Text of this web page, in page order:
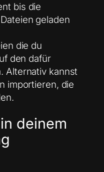
bis die
geladen
die du
den dafür
Alternativ kannst
importieren, die
deinem